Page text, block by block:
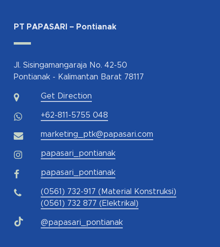
PT PAPASARI – Pontianak
Jl. Sisingamangaraja No. 42-50
Pontianak - Kalimantan Barat 78117
Get Direction
+62-811-5755 048
marketing_ptk@papasari.com
papasari_pontianak
papasari_pontianak
(0561) 732-917 (Material Konstruksi)
(0561) 732 877 (Elektrikal)
@papasari_pontianak